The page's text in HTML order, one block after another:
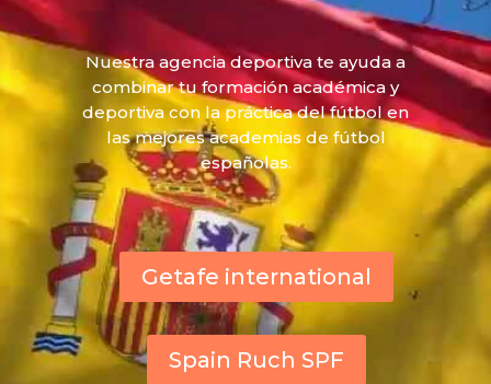
Nuestra agencia deportiva te ayuda a
combinar tu formación académica y
deportiva con la práctica del fútbol en
las mejores academias de fútbol
españolas.
Getafe international
Spain Ruch SPF